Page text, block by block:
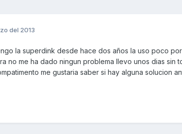
del 2013
la superdink desde hace dos años la uso poco
no me ha dado ningun problema llevo unos dias sin
me gustaria saber si hay alguna solucion